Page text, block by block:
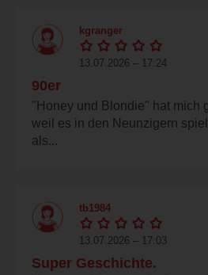
kgranger
13.07.2026 – 17:24
90er
"Honey und Blondie" hat mich
weil es in den Neunzigern
als...
tb1984
13.07.2026 – 17:03
Super Geschichte.